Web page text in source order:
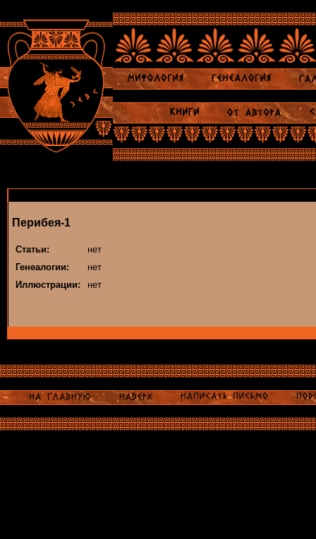
Перибея-1
Статьи:
нет
Генеалогии:
нет
Иллюстрации:
нет